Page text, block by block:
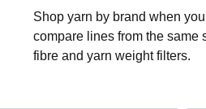
Shop yarn by brand when
compare lines from the same
fibre and yarn weight filters.